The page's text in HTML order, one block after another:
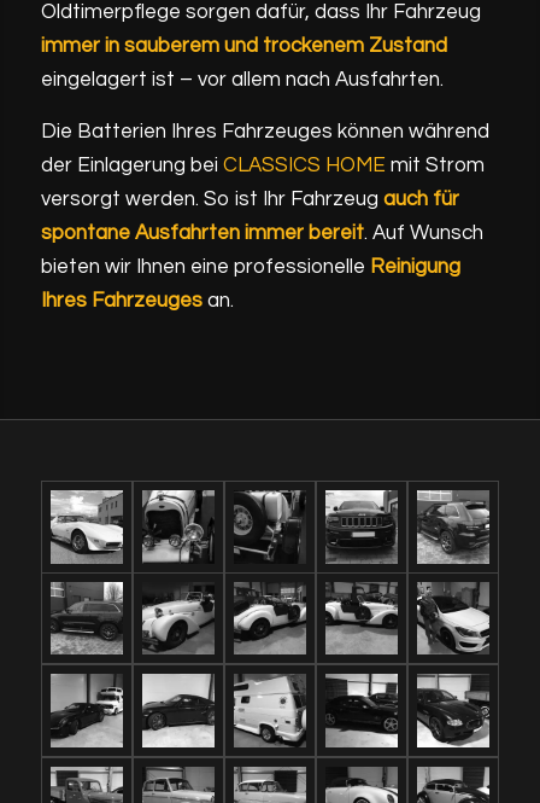
Oldtimerpflege sorgen dafür, dass Ihr Fahrzeug
immer in sauberem und trockenem Zustand
eingelagert ist – vor allem nach Ausfahrten.
Die Batterien Ihres Fahrzeuges können während
der Einlagerung bei CLASSICS HOME mit Strom
versorgt werden. So ist Ihr Fahrzeug auch für
spontane Ausfahrten immer bereit. Auf Wunsch
bieten wir Ihnen eine professionelle Reinigung
Ihres Fahrzeugesan.